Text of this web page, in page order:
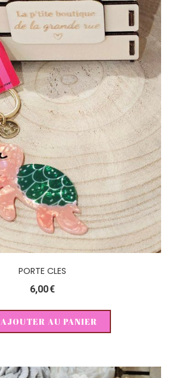
PORTE CLES
6,00€
AJOUTER AU PANIER